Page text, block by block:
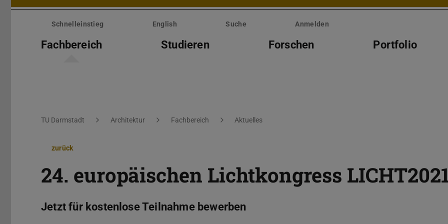
Menü
überspringenSchnelleinstieg English Suche Anmelden
Fachbereich Studieren Forschen Portfolio
Sie befinden sich hier:
TU Darmstadt Architektur Fachbereich Aktuelles
zurück
24. europäischen Lichtkongress
Jetzt für kostenlose Teilnahme bewerben